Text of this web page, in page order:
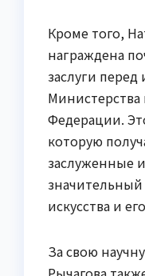
Кроме того,
награждена
заслуги перед
Министерства
Федерации.
которую
заслуженные
значительный
искусства и
За свою